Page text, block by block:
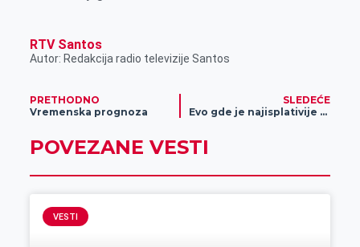
RTV Santos
Autor: Redakcija radio televizije Santos
PRETHODNO
Vremenska prognoza
SLEDEĆE
Evo gde je najisplativije uložiti novac u Srbiji
POVEZANE VESTI
VESTI